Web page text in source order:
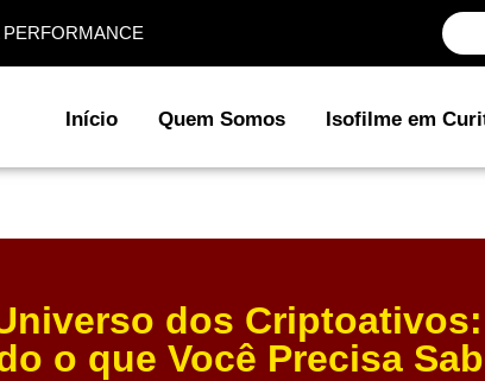
Início Quem Somos Isofilme em
dos Criptoativos:
o que Você Precisa